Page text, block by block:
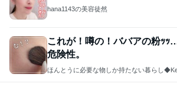
hana1143の美容徒然
これが！噂の！ババアの粉ｯｯ
危険性。
ほんとうに必要な物しか持たない暮らし